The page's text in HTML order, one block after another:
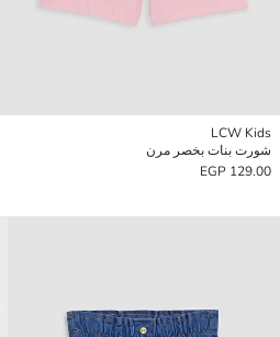
LCW Kids
شورت بنات بخصر مرن
129.00 EGP